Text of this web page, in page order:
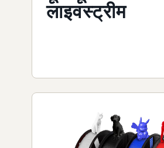
लाइवस्ट्रीम